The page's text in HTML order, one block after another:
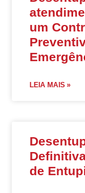
um
LEIA MAIS »
de